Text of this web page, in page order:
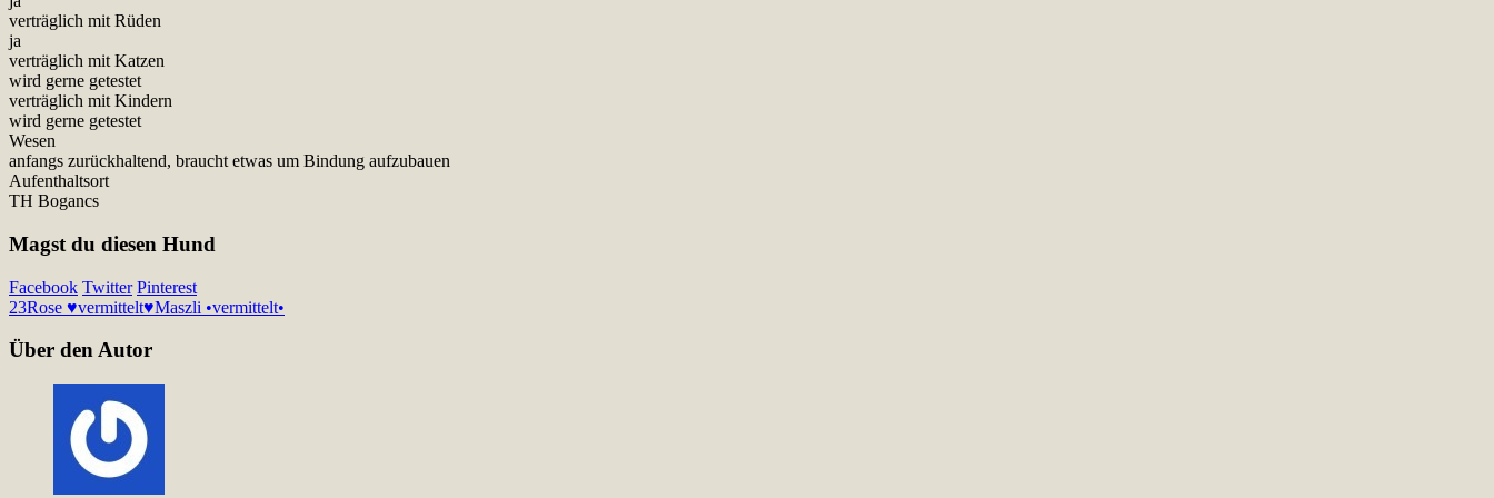
verträglich mit Rüden
ja
verträglich mit Katzen
wird gerne getestet
verträglich mit Kindern
wird gerne getestet
Wesen
anfangs zurückhaltend, braucht etwas um Bindung aufzubauen
Aufenthaltsort
TH Bogancs
Magst du diesen Hund
Facebook Twitter Pinterest
23Rose ♥vermittelt♥Maszli •vermittelt•
Über den Autor